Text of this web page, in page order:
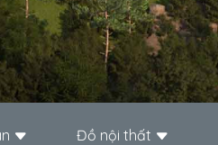
Đồ nội thất